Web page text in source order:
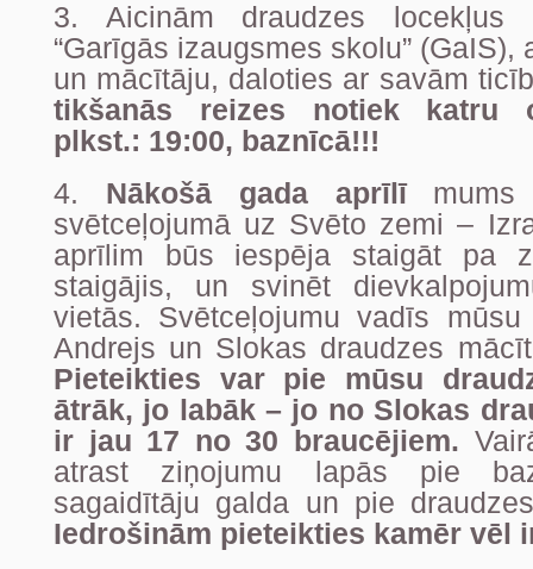
3. Aicinām draudzes locekļus
“Garīgās izaugsmes skolu”
un mācītāju, daloties ar savām
tikšanās reizes notiek katru
plkst.: 19:00, baznīcā!!!
4. Nākošā gada aprīlīmums
svētceļojumā uz Svēto zemi –
aprīlim būs iespēja staigāt pa
staigājis, un svinēt
vietās. Svētceļojumu vadīs
Andrejs un Slokas draudzes
Pieteikties var pie mūsu
ātrāk, jo labāk – jo no Slokas
ir jau 17 no 30 braucējiem.
atrast ziņojumu lapās pie
sagaidītāju galda un pie
Iedrošinām pieteikties kamēr vēl